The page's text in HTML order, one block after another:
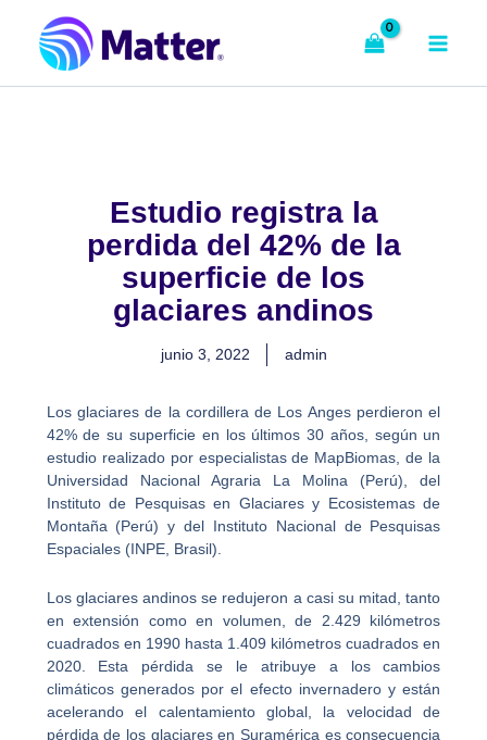
contenido
Estudio registra la
perdida del 42% de la
superficie de los
glaciares andinos
junio 3, 2022 admin
Los glaciares de la cordillera de Los Anges perdieron el
42% de su superficie en los últimos 30 años, según un
estudio realizado por especialistas de MapBiomas, de la
Universidad Nacional Agraria La Molina (Perú), del
Instituto de Pesquisas en Glaciares y Ecosistemas de
Montaña (Perú) y del Instituto Nacional de Pesquisas
Espaciales (INPE, Brasil).
Los glaciares andinos se redujeron a casi su mitad, tanto
en extensión como en volumen, de 2.429 kilómetros
cuadrados en 1990 hasta 1.409 kilómetros cuadrados en
2020. Esta pérdida se le atribuye a los cambios
climáticos generados por el efecto invernadero y están
acelerando el calentamiento global, la velocidad de
pérdida de los glaciares en Suramérica es consecuencia